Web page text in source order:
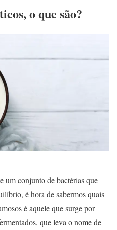
o que são?
um conjunto de bactérias que
é hora de sabermos quais
é aquele que surge por
que leva o nome de